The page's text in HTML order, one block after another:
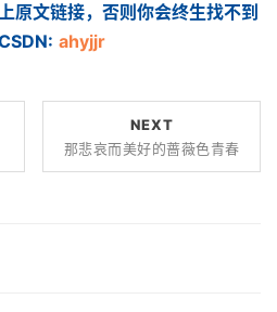
原文链接，否则你会终生找不到
ahyjjr
NEXT
那悲哀而美好的蔷薇色青春